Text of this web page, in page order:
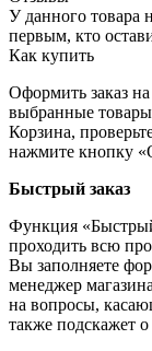
У данного товара
первым, кто
Как купить
Оформить заказ
выбранные товары
Корзина,
нажмите кнопку
Быстрый заказ
Функция
проходить всю
Вы заполняете
менеджер
на вопросы,
также подскажет